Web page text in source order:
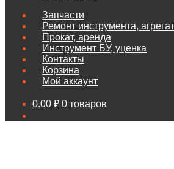
Запчасти
Ремонт инструмента,
Прокат, аренда
Инструмент БУ, уценка
Контакты
Корзина
Мой аккаунт
0.00 ₽ 0 товаров